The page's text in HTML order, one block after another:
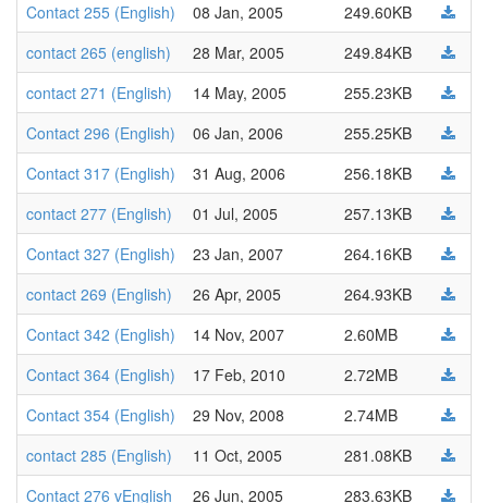
Contact 255 (English)
08 Jan, 2005
249.60KB
contact 265 (english)
28 Mar, 2005
249.84KB
contact 271 (English)
14 May, 2005
255.23KB
Contact 296 (English)
06 Jan, 2006
255.25KB
Contact 317 (English)
31 Aug, 2006
256.18KB
contact 277 (English)
01 Jul, 2005
257.13KB
Contact 327 (English)
23 Jan, 2007
264.16KB
contact 269 (English)
26 Apr, 2005
264.93KB
Contact 342 (English)
14 Nov, 2007
2.60MB
Contact 364 (English)
17 Feb, 2010
2.72MB
Contact 354 (English)
29 Nov, 2008
2.74MB
contact 285 (English)
11 Oct, 2005
281.08KB
Contact 276 vEnglish
26 Jun, 2005
283.63KB